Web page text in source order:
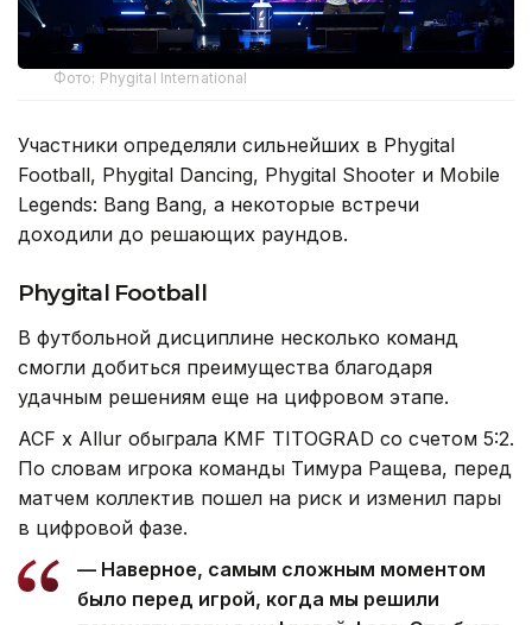
Фото: Phygital International
Участники определяли сильнейших в Phygital
Football, Phygital Dancing, Phygital Shooter и Mobile
Legends: Bang Bang, а некоторые встречи
доходили до решающих раундов.
Phygital Football
В футбольной дисциплине несколько команд
смогли добиться преимущества благодаря
удачным решениям еще на цифровом этапе.
ACF x Allur обыграла KMF TITOGRAD со счетом 5:2.
По словам игрока команды Тимура Ращева, перед
матчем коллектив пошел на риск и изменил пары
в цифровой фазе.
— Наверное, самым сложным моментом
было перед игрой, когда мы решили